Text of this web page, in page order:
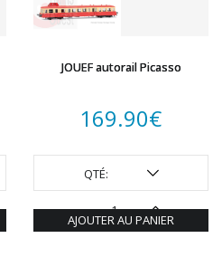
JOUEF autorail Picasso
169.90€
QTÉ:
AJOUTER AU PANIER